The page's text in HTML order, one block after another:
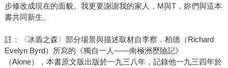
步修改成現在的面貌。我更要謝謝我的家人，M與T，妳們與這本
書共同新生。
註：〈冰盾之森〉部分場景與描述取材自李察．柏德（Richard
Evelyn Byrd）所寫的《獨自一人――南極洲歷險記》
（Alone），本書原文版出版於一九三八年，記錄他一九三四年於